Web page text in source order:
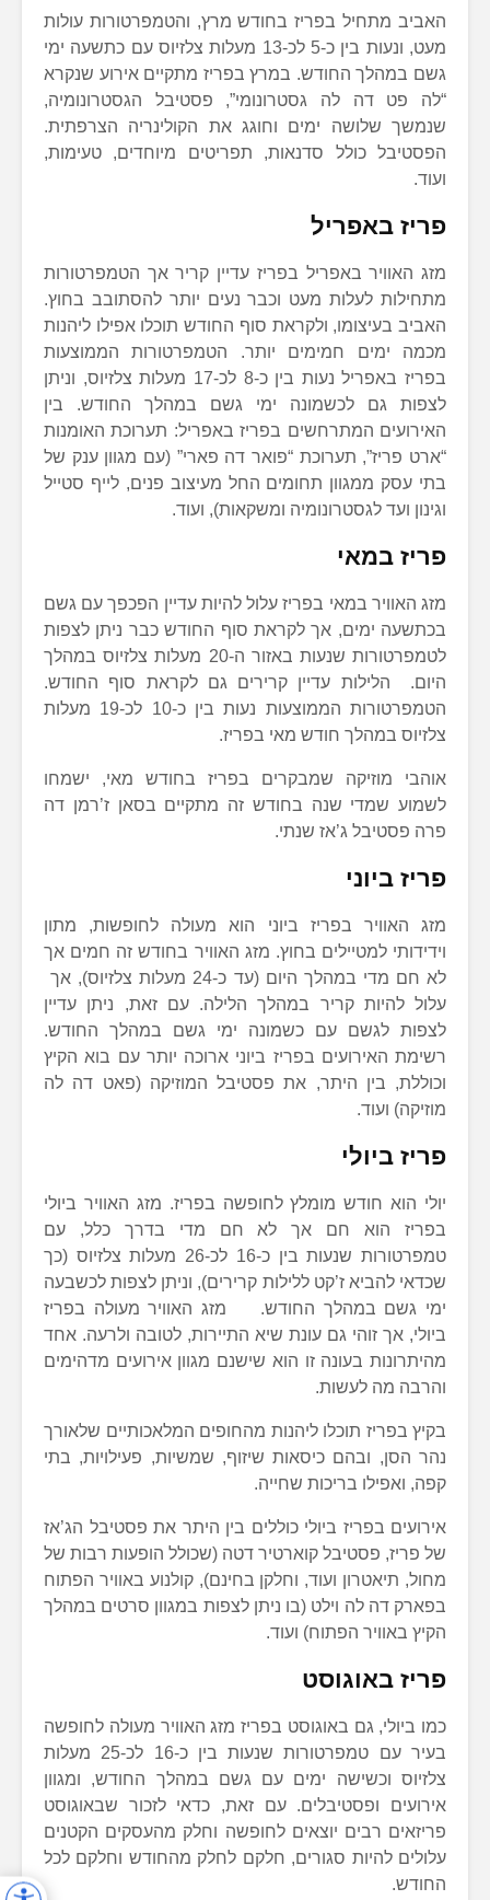
האביב מתחיל בפריז בחודש מרץ, והטמפרטורות עולות
מעט, ונעות בין כ-5 לכ-13 מעלות צלזיוס עם כתשעה ימי
גשם במהלך החודש. במרץ בפריז מתקיים אירוע שנקרא
“לה פט דה לה גסטרונומי”, פסטיבל הגסטרונומיה,
שנמשך שלושה ימים וחוגג את הקולינריה הצרפתית.
הפסטיבל כולל סדנאות, תפריטים מיוחדים, טעימות,
ועוד.
פריז באפריל
מזג האוויר באפריל בפריז עדיין קריר אך הטמפרטורות
מתחילות לעלות מעט וכבר נעים יותר להסתובב בחוץ.
האביב בעיצומו, ולקראת סוף החודש תוכלו אפילו ליהנות
מכמה ימים חמימים יותר. הטמפרטורות הממוצעות
בפריז באפריל נעות בין כ-8 לכ-17 מעלות צלזיוס, וניתן
לצפות גם לכשמונה ימי גשם במהלך החודש. בין
האירועים המתרחשים בפריז באפריל: תערוכת האומנות
“ארט פריז”, תערוכת “פואר דה פארי” (עם מגוון ענק של
בתי עסק ממגוון תחומים החל מעיצוב פנים, לייף סטייל
וגינון ועד לגסטרונומיה ומשקאות), ועוד.
פריז במאי
מזג האוויר במאי בפריז עלול להיות עדיין הפכפך עם גשם
בכתשעה ימים, אך לקראת סוף החודש כבר ניתן לצפות
לטמפרטורות שנעות באזור ה-20 מעלות צלזיוס במהלך
היום. הלילות עדיין קרירים גם לקראת סוף החודש.
הטמפרטורות הממוצעות נעות בין כ-10 לכ-19 מעלות
צלזיוס במהלך חודש מאי בפריז.
אוהבי מוזיקה שמבקרים בפריז בחודש מאי, ישמחו
לשמוע שמדי שנה בחודש זה מתקיים בסאן ז’רמן דה
פרה פסטיבל ג’אז שנתי.
פריז ביוני
מזג האוויר בפריז ביוני הוא מעולה לחופשות, מתון
וידידותי למטיילים בחוץ. מזג האוויר בחודש זה חמים אך
לא חם מדי במהלך היום (עד כ-24 מעלות צלזיוס), אך
עלול להיות קריר במהלך הלילה. עם זאת, ניתן עדיין
לצפות לגשם עם כשמונה ימי גשם במהלך החודש.
רשימת האירועים בפריז ביוני ארוכה יותר עם בוא הקיץ
וכוללת, בין היתר, את פסטיבל המוזיקה (פאט דה לה
מוזיקה) ועוד.
פריז ביולי
יולי הוא חודש מומלץ לחופשה בפריז. מזג האוויר ביולי
בפריז הוא חם אך לא חם מדי בדרך כלל, עם
טמפרטורות שנעות בין כ-16 לכ-26 מעלות צלזיוס (כך
שכדאי להביא ז’קט ללילות קרירים), וניתן לצפות לכשבעה
ימי גשם במהלך החודש. מזג האוויר מעולה בפריז
ביולי, אך זוהי גם עונת שיא התיירות, לטובה ולרעה. אחד
מהיתרונות בעונה זו הוא שישנם מגוון אירועים מדהימים
והרבה מה לעשות.
בקיץ בפריז תוכלו ליהנות מהחופים המלאכותיים שלאורך
נהר הסן, ובהם כיסאות שיזוף, שמשיות, פעילויות, בתי
קפה, ואפילו בריכות שחייה.
אירועים בפריז ביולי כוללים בין היתר את פסטיבל הג’אז
של פריז, פסטיבל קוארטיר דטה (שכולל הופעות רבות של
מחול, תיאטרון ועוד, וחלקן בחינם), קולנוע באוויר הפתוח
בפארק דה לה וילט (בו ניתן לצפות במגוון סרטים במהלך
הקיץ באוויר הפתוח) ועוד.
פריז באוגוסט
כמו ביולי, גם באוגוסט בפריז מזג האוויר מעולה לחופשה
בעיר עם טמפרטורות שנעות בין כ-16 לכ-25 מעלות
צלזיוס וכשישה ימים עם גשם במהלך החודש, ומגוון
אירועים ופסטיבלים. עם זאת, כדאי לזכור שבאוגוסט
פריזאים רבים יוצאים לחופשה וחלק מהעסקים הקטנים
עלולים להיות סגורים, חלקם לחלק מהחודש וחלקם לכל
החודש.